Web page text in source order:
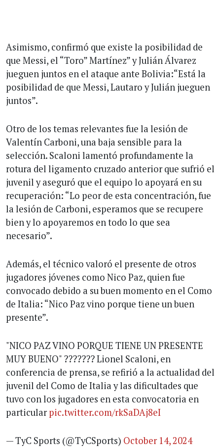
Asimismo, confirmó que existe la posibilidad de
que Messi, el “Toro” Martínez” y Julián Álvarez
jueguen juntos en el ataque ante Bolivia:“Está la
posibilidad de que Messi, Lautaro y Julián jueguen
juntos”.
Otro de los temas relevantes fue la lesión de
Valentín Carboni, una baja sensible para la
selección. Scaloni lamentó profundamente la
rotura del ligamento cruzado anterior que sufrió el
juvenil y aseguró que el equipo lo apoyará en su
recuperación: “Lo peor de esta concentración, fue
la lesión de Carboni, esperamos que se recupere
bien y lo apoyaremos en todo lo que sea
necesario”.
Además, el técnico valoró el presente de otros
jugadores jóvenes como Nico Paz, quien fue
convocado debido a su buen momento en el Como
de Italia: “Nico Paz vino porque tiene un buen
presente”.
"NICO PAZ VINO PORQUE TIENE UN PRESENTE
MUY BUENO" ??????? Lionel Scaloni, en
conferencia de prensa, se refirió a la actualidad del
juvenil del Como de Italia y las dificultades que
tuvo con los jugadores en esta convocatoria en
particularpic.twitter.com/rkSaDAj8eI
— TyC Sports (@TyCSports) October 14, 2024